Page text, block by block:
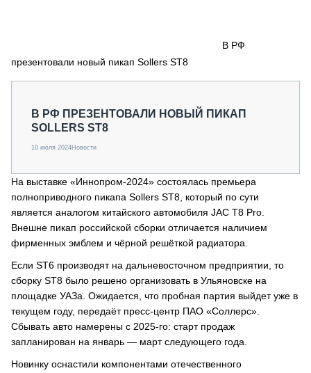
СПЕЦПРОЕКТЫ
О ПРОЕКТЕ
В РФ
презентовали новый пикап Sollers ST8
В РФ ПРЕЗЕНТОВАЛИ НОВЫЙ ПИКАП
SOLLERS ST8
10 июля 2024Новости
На выставке «Иннопром-2024» состоялась премьера
полноприводного пикапа Sollers ST8, который по сути
является аналогом китайского автомобиля JAC T8 Pro.
Внешне пикап российской сборки отличается наличием
фирменных эмблем и чёрной решёткой радиатора.
Если ST6 производят на дальневосточном предприятии, то
сборку ST8 было решено организовать в Ульяновске на
площадке УАЗа. Ожидается, что пробная партия выйдет уже в
текущем году, передаёт пресс-центр ПАО «Соллерс».
Сбывать авто намерены с 2025-го: старт продаж
запланирован на январь — март следующего года.
Новинку оснастили компонентами отечественного